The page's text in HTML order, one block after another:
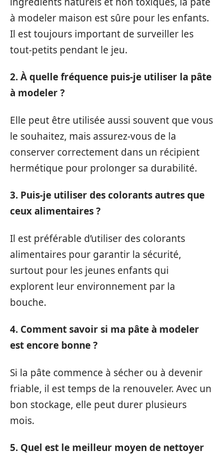
à modeler maison est sûre pour les enfants.
Il est toujours important de surveiller les
tout-petits pendant le jeu.
2. À quelle fréquence puis-je utiliser la pâte
à modeler ?
Elle peut être utilisée aussi souvent que vous
le souhaitez, mais assurez-vous de la
conserver correctement dans un récipient
hermétique pour prolonger sa durabilité.
3. Puis-je utiliser des colorants autres que
ceux alimentaires ?
Il est préférable d’utiliser des colorants
alimentaires pour garantir la sécurité,
surtout pour les jeunes enfants qui
explorent leur environnement par la
bouche.
4. Comment savoir si ma pâte à modeler
est encore bonne ?
Si la pâte commence à sécher ou à devenir
friable, il est temps de la renouveler. Avec un
bon stockage, elle peut durer plusieurs
mois.
5. Quel est le meilleur moyen de nettoyer